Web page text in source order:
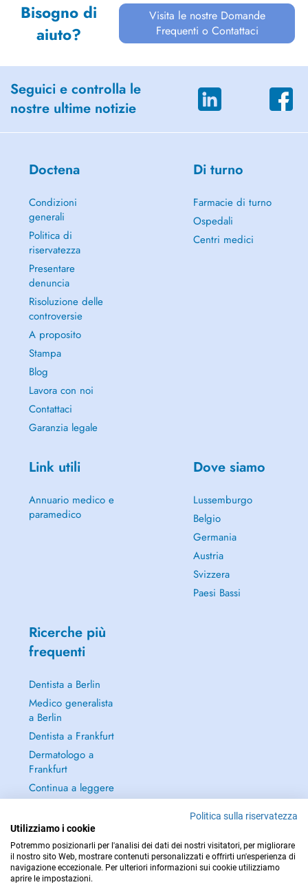
Bisogno di
aiuto?
Visita le nostre Domande
Frequenti o Contattaci
Seguici e controlla le
nostre ultime notizie
Doctena
Condizioni
generali
Politica di
riservatezza
Presentare
denuncia
Risoluzione delle
controversie
A proposito
Stampa
Blog
Lavora con noi
Contattaci
Garanzia legale
Di turno
Farmacie di turno
Ospedali
Centri medici
Link utili
Annuario medico e
paramedico
Dove siamo
Lussemburgo
Belgio
Germania
Austria
Svizzera
Paesi Bassi
Ricerche più
frequenti
Dentista a Berlin
Medico generalista
a Berlin
Dentista a Frankfurt
Dermatologo a
Frankfurt
Continua a leggere
→
PER LE URGENZE, CONSULTARE : 112
Politica sulla riservatezza
Utilizziamo i cookie
Potremmo posizionarli per l'analisi dei dati dei nostri visitatori, per migliorare
il nostro sito Web, mostrare contenuti personalizzati e offrirti un'esperienza di
navigazione eccezionale. Per ulteriori informazioni sui cookie utilizziamo
aprire le impostazioni.